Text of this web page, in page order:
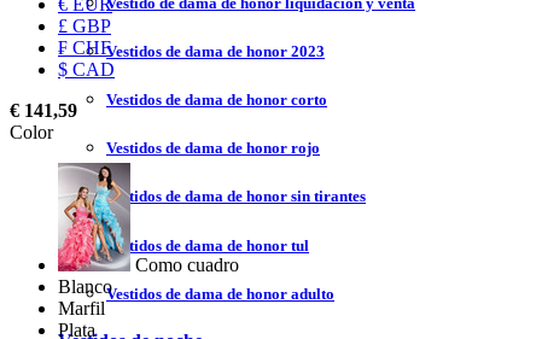
Vestidos de dama de honor 2023
Vestidos de dama de honor corto
Vestidos de dama de honor rojo
Vestidos de dama de honor sin tirantes
Vestidos de dama de honor tul
Vestidos de dama de honor adulto
€ EUR
£ GBP
₣ CHF
$ CAD
€ 141,59
Color
Como cuadro
Blanco
Marfil
Plata